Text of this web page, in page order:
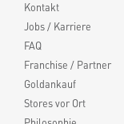
Kontakt
Jobs / Karriere
FAQ
Franchise / Partner
Goldankauf
Stores vor Ort